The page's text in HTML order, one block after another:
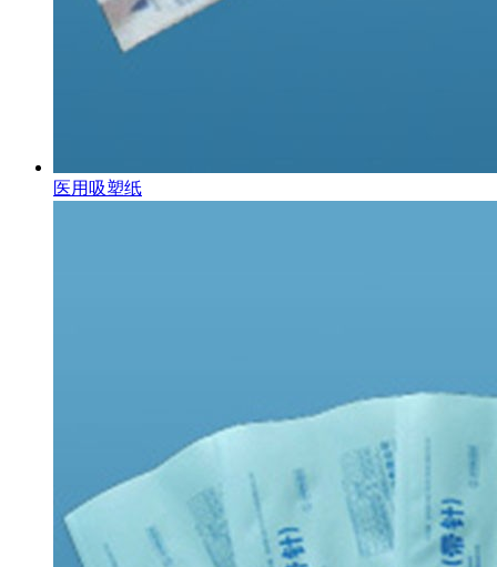
医用吸塑纸